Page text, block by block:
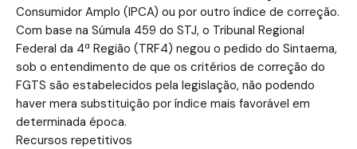
Consumidor Amplo (IPCA) ou por outro índice de correção.
Com base na Súmula 459 do STJ, o Tribunal Regional
Federal da 4ª Região (TRF4) negou o pedido do Sintaema,
sob o entendimento de que os critérios de correção do
FGTS são estabelecidos pela legislação, não podendo
haver mera substituição por índice mais favorável em
determinada época.
Recursos repetitivos